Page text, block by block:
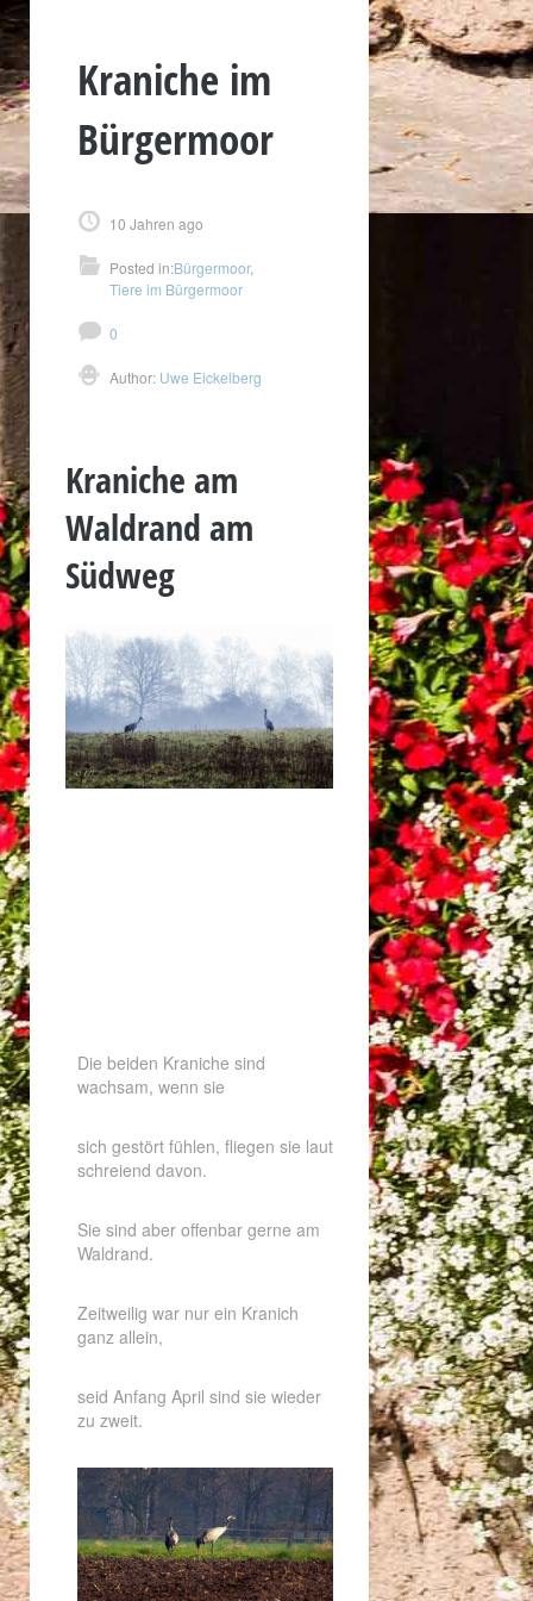
Kraniche im
Bürgermoor
10 Jahren ago
Posted in:Bürgermoor,
Tiere im Bürgermoor
0
Author: Uwe Eickelberg
Kraniche am
Waldrand am
Südweg
Die beiden Kraniche sind
wachsam, wenn sie
sich gestört fühlen, fliegen sie laut
schreiend davon.
Sie sind aber offenbar gerne am
Waldrand.
Zeitweilig war nur ein Kranich
ganz allein,
seid Anfang April sind sie wieder
zu zweit.